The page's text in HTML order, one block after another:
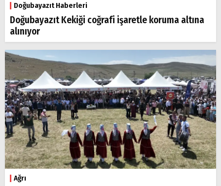
Doğubayazıt Haberleri
Doğubayazıt Kekiği coğrafi işaretle koruma altına
alınıyor
Ağrı